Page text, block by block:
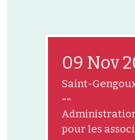
09 Nov
Saint-
--
pour les